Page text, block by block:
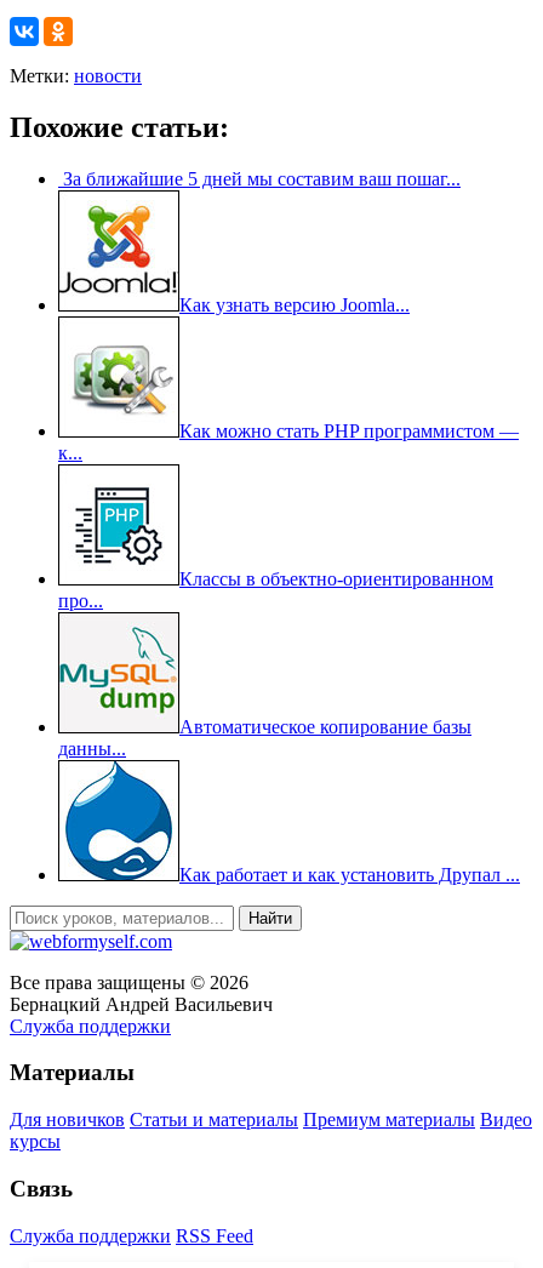
Метки: новости
Похожие статьи:
За ближайшие 5 дней мы составим ваш пошаг...
Как узнать версию Joomla...
Как можно стать PHP программистом —
к...
Классы в объектно-ориентированном
про...
Автоматическое копирование базы
данны...
Как работает и как установить Друпал ...
Все права защищены © 2026
Бернацкий Андрей Васильевич
Служба поддержки
Материалы
Для новичков Статьи и материалы Премиум материалы Видео
курсы
Связь
Служба поддержки RSS Feed